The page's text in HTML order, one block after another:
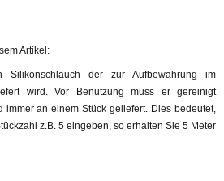
Artikel:
der zur Aufbewahrung im
wird. Vor Benutzung muss er gereinigt
an einem Stück geliefert. Dies bedeutet,
z.B. 5 eingeben, so erhalten Sie 5 Meter